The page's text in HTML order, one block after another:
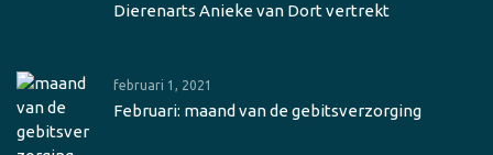
Dierenarts Anieke van Dort vertrekt
februari 1, 2021
Februari: maand van de gebitsverzorging